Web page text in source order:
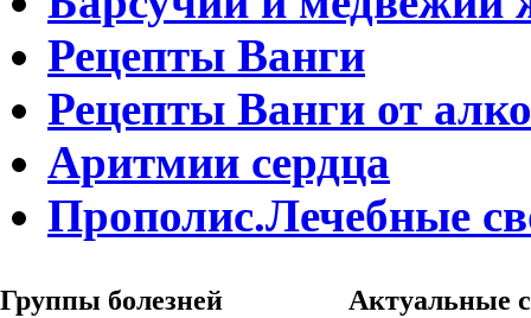
Рецепты Ванги
Рецепты Ванги от
Аритмии сердца
Прополис.Лечебные
Группы болезней Актуальные